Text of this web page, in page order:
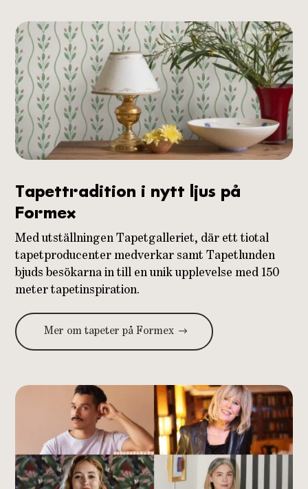
Tapettradition i nytt ljus på
Formex
Med utställningen Tapetgalleriet, där ett tiotal
tapetproducenter medverkar samt Tapetlunden
bjuds besökarna in till en unik upplevelse med 150
meter tapetinspiration.
Mer om tapeter på Formex